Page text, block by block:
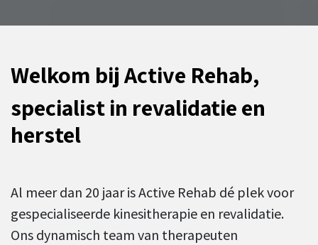
Welkom bij Active Rehab,
specialist in revalidatie en
herstel
Al meer dan 20 jaar is Active Rehab dé plek voor
gespecialiseerde kinesitherapie en revalidatie.
Ons dynamisch team van therapeuten